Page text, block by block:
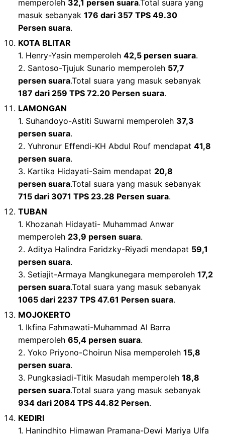
memperoleh 32,1 persen suara.Total suara yang
masuk sebanyak 176 dari 357 TPS 49.30
Persen suara.
KOTA BLITAR
1. Henry-Yasin memperoleh 42,5 persen suara.
2. Santoso-Tjujuk Sunario memperoleh 57,7
persen suara.Total suara yang masuk sebanyak
187 dari 259 TPS 72.20 Persen suara.
LAMONGAN
1. Suhandoyo-Astiti Suwarni memperoleh 37,3
persen suara.
2. Yuhronur Effendi-KH Abdul Rouf mendapat 41,8
persen suara.
3. Kartika Hidayati-Saim mendapat 20,8
persen suara.Total suara yang masuk sebanyak
715 dari 3071 TPS 23.28 Persen suara.
TUBAN
1. Khozanah Hidayati- Muhammad Anwar
memperoleh 23,9 persen suara.
2. Aditya Halindra Faridzky-Riyadi mendapat 59,1
persen suara.
3. Setiajit-Armaya Mangkunegara memperoleh 17,2
persen suara.Total suara yang masuk sebanyak
1065 dari 2237 TPS 47.61 Persen suara.
MOJOKERTO
1. Ikfina Fahmawati-Muhammad Al Barra
memperoleh 65,4 persen suara.
2. Yoko Priyono-Choirun Nisa memperoleh 15,8
persen suara.
3. Pungkasiadi-Titik Masudah memperoleh 18,8
persen suara.Total suara yang masuk sebanyak
934 dari 2084 TPS 44.82 Persen.
KEDIRI
1. Hanindhito Himawan Pramana-Dewi Mariya Ulfa